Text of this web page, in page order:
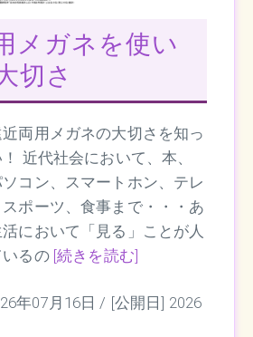
メガネを使い
切さ
両用メガネの大切さを知っ
近代社会において、本、
コン、スマートホン、テレ
ポーツ、食事まで・・・あ
において「見る」ことが人
るの [続きを読む]
年07月16日 / [公開日] 2026